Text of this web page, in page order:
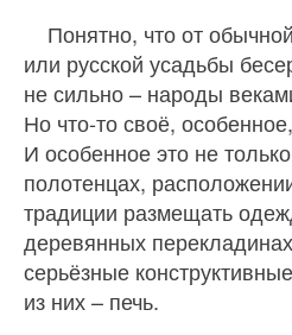
Понятно, что от
или русской усадьбы
не сильно – народы
Но что‑то своё,
И особенное это не
полотенцах,
традиции размещать
деревянных
серьёзные
из них – печь.